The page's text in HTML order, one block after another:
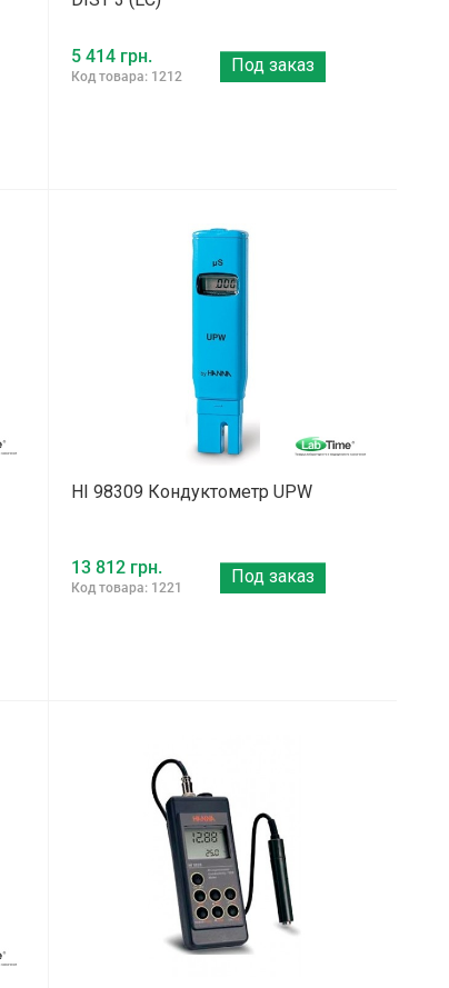
5 414 грн.
Код товара: 1212
Под заказ
HI 98309 Кондуктометр UPW
13 812 грн.
Код товара: 1221
Под заказ